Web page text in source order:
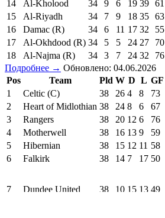
14
Al-Kholood 34 9 6 19 39 61
15
Al-Riyadh 34 7 9 18 35 63
16
Damac (R) 34 6 11 17 32 55
17
Al-Okhdood (R) 34 5 5 24 27 70
18
Al-Najma (R) 34 3 7 24 32 76
Подробнее → Обновлено: 04.06.2026
Pos
Team Pld W D L GF
1
Celtic (C) 38 26 4 8 73
2
Heart of Midlothian 38 24 8 6 67
3
Rangers 38 20 12 6 76
4
Motherwell 38 16 13 9 59
5
Hibernian 38 15 12 11 58
6
Falkirk 38 14 7 17 50
7 Dundee United 38 10 15 13 49